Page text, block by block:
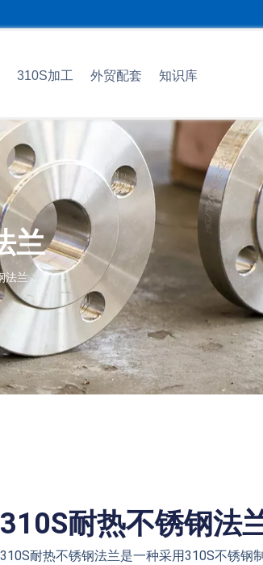
310S加工 外贸配套 知识库
兰
法兰
310S耐热不锈钢法
310S耐热不锈钢法兰是一种采用310S不锈钢